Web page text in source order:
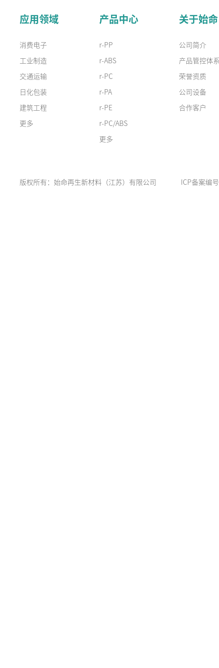
应用领域
消费电子
工业制造
交通运输
日化包装
建筑工程
更多
产品中心
r-PP
r-ABS
r-PC
r-PA
r-PE
r-PC/ABS
更多
关于始命
公司简介
产品管控体
荣誉资质
公司设备
合作客户
版权所有：始命再生新材料（江苏）有限公司 ICP备案编